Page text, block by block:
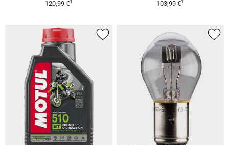
120,99 €1
103,99 €1